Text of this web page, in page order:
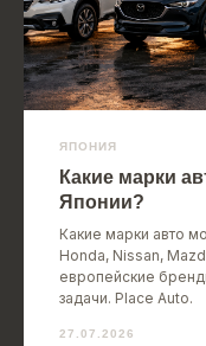
ЯПОНИЯ
Какие марки
Японии?
Какие марки авто
Honda, Nissan,
европейские
задачи. Place Auto.
27.07.2026